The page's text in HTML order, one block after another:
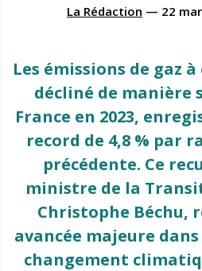
La Rédaction — 22
Les émissions de gaz
décliné de manière
France en 2023,
record de 4,8 % par
précédente. Ce
ministre de la
Christophe Béchu,
avancée majeure
changement